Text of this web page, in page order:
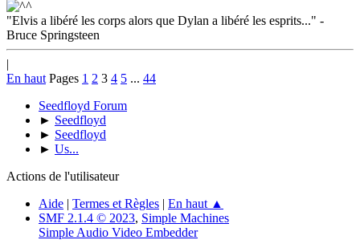
"Elvis a libéré les corps alors que Dylan a libéré les esprits..." -
Bruce Springsteen
|
En haut Pages 1 2 3 4 5 ... 44
Seedfloyd Forum
► Seedfloyd
► Seedfloyd
► Us...
Actions de l'utilisateur
Aide | Termes et Règles | En haut ▲
SMF 2.1.4 © 2023, Simple Machines
Simple Audio Video Embedder